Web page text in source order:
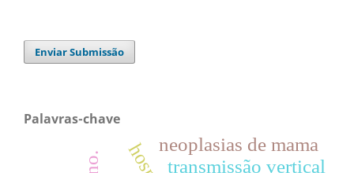
Enviar Submissão
Palavras-chave
transmissão vertical
neoplasias de mama